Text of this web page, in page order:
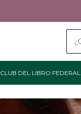
CLUB DEL LIBRO FEDERAL